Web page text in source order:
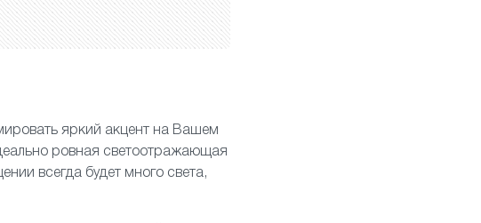
яркий акцент на Вашем
ровная светоотражающая
всегда будет много света,